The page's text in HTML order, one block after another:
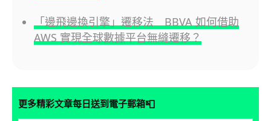
「邊飛邊換引擎」遷移法 BBVA 如何借助
AWS 實現全球數據平台無縫遷移？
更多精彩文章每日送到電子郵箱📮